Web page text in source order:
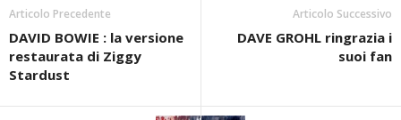
Articolo Precedente
DAVID BOWIE : la versione
restaurata di Ziggy
Stardust
Articolo Successivo
DAVE GROHL ringrazia i
suoi fan